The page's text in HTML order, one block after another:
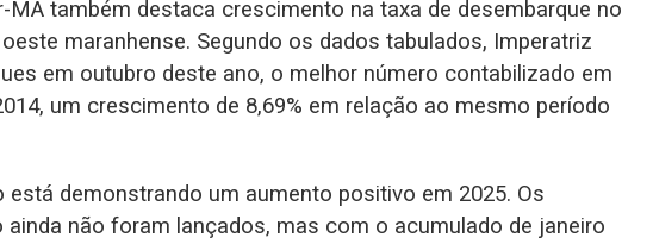
também destaca crescimento na taxa de desembarque no
maranhense. Segundo os dados tabulados, Imperatriz
em outubro deste ano, o melhor número contabilizado em
um crescimento de 8,69% em relação ao mesmo período
está demonstrando um aumento positivo em 2025. Os
não foram lançados, mas com o acumulado de janeiro